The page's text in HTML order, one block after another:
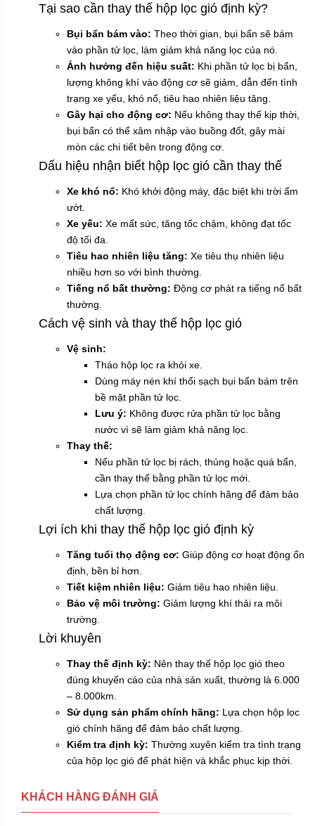
Tại sao cần thay thế hộp lọc gió định kỳ?
Bụi bẩn bám vào: Theo thời gian, bụi bẩn sẽ bám
vào phần tử lọc, làm giảm khả năng lọc của nó.
Ảnh hưởng đến hiệu suất: Khi phần tử lọc bị bẩn,
lượng không khí vào động cơ sẽ giảm, dẫn đến tình
trạng xe yếu, khó nổ, tiêu hao nhiên liệu tăng.
Gây hại cho động cơ: Nếu không thay thế kịp thời,
bụi bẩn có thể xâm nhập vào buồng đốt, gây mài
mòn các chi tiết bên trong động cơ.
Dấu hiệu nhận biết hộp lọc gió cần thay thế
Xe khó nổ: Khó khởi động máy, đặc biệt khi trời ẩm
ướt.
Xe yếu: Xe mất sức, tăng tốc chậm, không đạt tốc
độ tối đa.
Tiêu hao nhiên liệu tăng: Xe tiêu thụ nhiên liệu
nhiều hơn so với bình thường.
Tiếng nổ bất thường: Động cơ phát ra tiếng nổ bất
thường.
Cách vệ sinh và thay thế hộp lọc gió
Vệ sinh:
Tháo hộp lọc ra khỏi xe.
Dùng máy nén khí thổi sạch bụi bẩn bám trên
bề mặt phần tử lọc.
Lưu ý: Không được rửa phần tử lọc bằng
nước vì sẽ làm giảm khả năng lọc.
Thay thế:
Nếu phần tử lọc bị rách, thủng hoặc quá bẩn,
cần thay thế bằng phần tử lọc mới.
Lựa chọn phần tử lọc chính hãng để đảm bảo
chất lượng.
Lợi ích khi thay thế hộp lọc gió định kỳ
Tăng tuổi thọ động cơ: Giúp động cơ hoạt động ổn
định, bền bỉ hơn.
Tiết kiệm nhiên liệu: Giảm tiêu hao nhiên liệu.
Bảo vệ môi trường: Giảm lượng khí thải ra môi
trường.
Lời khuyên
Thay thế định kỳ: Nên thay thế hộp lọc gió theo
đúng khuyến cáo của nhà sản xuất, thường là 6.000
– 8.000km.
Sử dụng sản phẩm chính hãng: Lựa chọn hộp lọc
gió chính hãng để đảm bảo chất lượng.
Kiểm tra định kỳ: Thường xuyên kiểm tra tình trạng
của hộp lọc gió để phát hiện và khắc phục kịp thời.
KHÁCH HÀNG ĐÁNH GIÁ